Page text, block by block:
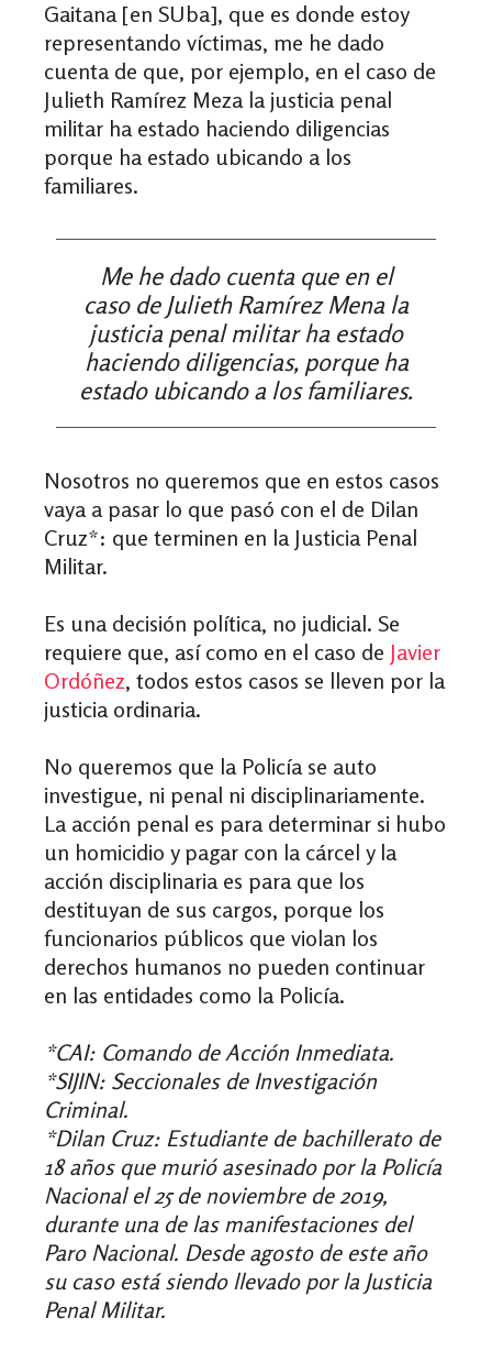
Gaitana [en SUba], que es donde estoy
representando víctimas, me he dado
cuenta de que, por ejemplo, en el caso de
Julieth Ramírez Meza la justicia penal
militar ha estado haciendo diligencias
porque ha estado ubicando a los
familiares.
Me he dado cuenta que en el
caso de Julieth Ramírez Mena la
justicia penal militar ha estado
haciendo diligencias, porque ha
estado ubicando a los familiares.
Nosotros no queremos que en estos casos
vaya a pasar lo que pasó con el de Dilan
Cruz*: que terminen en la Justicia Penal
Militar.
Es una decisión política, no judicial. Se
requiere que, así como en el caso de Javier
Ordóñez, todos estos casos se lleven por la
justicia ordinaria.
No queremos que la Policía se auto
investigue, ni penal ni disciplinariamente.
La acción penal es para determinar si hubo
un homicidio y pagar con la cárcel y la
acción disciplinaria es para que los
destituyan de sus cargos, porque los
funcionarios públicos que violan los
derechos humanos no pueden continuar
en las entidades como la Policía.
*CAI: Comando de Acción Inmediata.
*SIJIN: Seccionales de Investigación
Criminal.
*Dilan Cruz: Estudiante de bachillerato de
18 años que murió asesinado por la Policía
Nacional el 25 de noviembre de 2019,
durante una de las manifestaciones del
Paro Nacional. Desde agosto de este año
su caso está siendo llevado por la Justicia
Penal Militar.